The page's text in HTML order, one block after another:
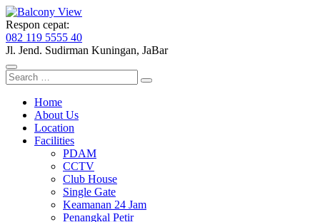
Respon cepat:
082 119 5555 40
Jl. Jend. Sudirman Kuningan, JaBar
Search
for:
Home
About Us
Location
Facilities
PDAM
CCTV
Club House
Single Gate
Keamanan 24 Jam
Penangkal Petir